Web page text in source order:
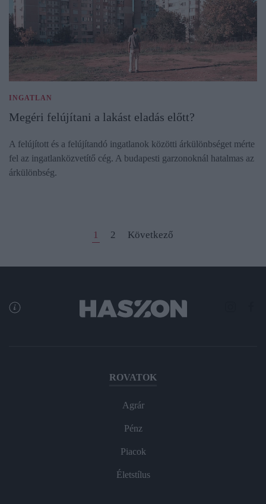
INGATLAN
Megéri felújítani a lakást eladás előtt?
A felújított és a felújítandó ingatlanok közötti árkülönbséget mérte
fel az ingatlanközvetítő cég. A budapesti garzonoknál hatalmas az
árkülönbség.
1 2 Következő
ROVATOK
Agrár
Pénz
Piacok
Életstílus